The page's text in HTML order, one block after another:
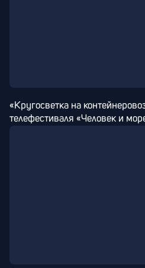
«Кругосветка на
телефестиваля «Человек и